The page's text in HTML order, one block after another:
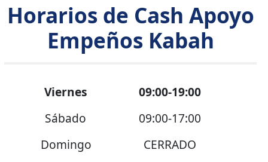
Horarios de Cash Apoyo
Empeños Kabah
Viernes
09:00-19:00
Sábado
09:00-17:00
Domingo
CERRADO